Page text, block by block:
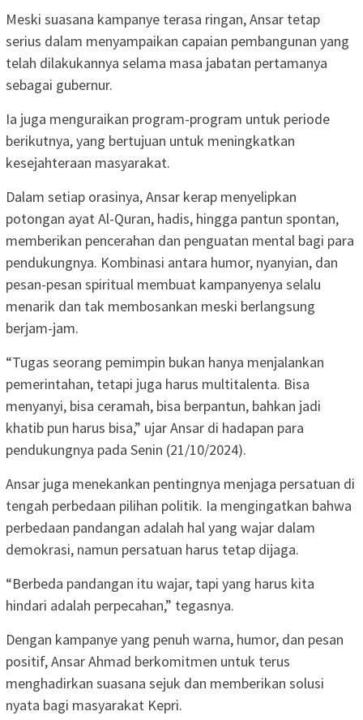
Meski suasana kampanye terasa ringan, Ansar tetap
serius dalam menyampaikan capaian pembangunan yang
telah dilakukannya selama masa jabatan pertamanya
sebagai gubernur.
Ia juga menguraikan program-program untuk periode
berikutnya, yang bertujuan untuk meningkatkan
kesejahteraan masyarakat.
Dalam setiap orasinya, Ansar kerap menyelipkan
potongan ayat Al-Quran, hadis, hingga pantun spontan,
memberikan pencerahan dan penguatan mental bagi para
pendukungnya. Kombinasi antara humor, nyanyian, dan
pesan-pesan spiritual membuat kampanyenya selalu
menarik dan tak membosankan meski berlangsung
berjam-jam.
“Tugas seorang pemimpin bukan hanya menjalankan
pemerintahan, tetapi juga harus multitalenta. Bisa
menyanyi, bisa ceramah, bisa berpantun, bahkan jadi
khatib pun harus bisa,” ujar Ansar di hadapan para
pendukungnya pada Senin (21/10/2024).
Ansar juga menekankan pentingnya menjaga persatuan di
tengah perbedaan pilihan politik. Ia mengingatkan bahwa
perbedaan pandangan adalah hal yang wajar dalam
demokrasi, namun persatuan harus tetap dijaga.
“Berbeda pandangan itu wajar, tapi yang harus kita
hindari adalah perpecahan,” tegasnya.
Dengan kampanye yang penuh warna, humor, dan pesan
positif, Ansar Ahmad berkomitmen untuk terus
menghadirkan suasana sejuk dan memberikan solusi
nyata bagi masyarakat Kepri.